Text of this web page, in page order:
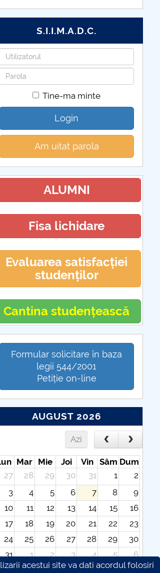
S.I.I.M.A.D.C.
Utilizatorul
Parola
Tine-ma minte
Login
Am uitat parola
ALUMNI
Fisa lichidare
Evaluarea satisfacției
studenților
Cantina studențească
Formular solicitare în baza
legii 544/2001
Petiție on-line
AUGUST 2026
Azi
Mar Mie Joi Vin Sâm Dum
27
28 29 30 31 1
2
3
4 5 6 7 8
9
10
11 12 13 14 15
16
17
18 19 20 21 22
23
24
25 26 27 28 29
30
31
1 2 3 4 5
6
acestui site va dati acordul folosiri